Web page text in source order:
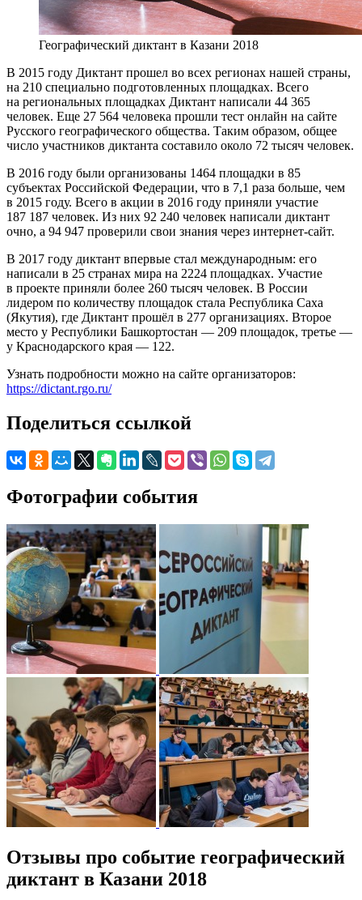
Географический диктант в Казани 2018
В 2015 году Диктант прошел во всех регионах нашей страны,
на 210 специально подготовленных площадках. Всего
на региональных площадках Диктант написали 44 365
человек. Еще 27 564 человека прошли тест онлайн на сайте
Русского географического общества. Таким образом, общее
число участников диктанта составило около 72 тысяч человек.
В 2016 году были организованы 1464 площадки в 85
субъектах Российской Федерации, что в 7,1 раза больше, чем
в 2015 году. Всего в акции в 2016 году приняли участие
187 187 человек. Из них 92 240 человек написали диктант
очно, а 94 947 проверили свои знания через интернет-сайт.
В 2017 году диктант впервые стал международным: его
написали в 25 странах мира на 2224 площадках. Участие
в проекте приняли более 260 тысяч человек. В России
лидером по количеству площадок стала Республика Саха
(Якутия), где Диктант прошёл в 277 организациях. Второе
место у Республики Башкортостан — 209 площадок, третье —
у Краснодарского края — 122.
Узнать подробности можно на сайте организаторов:
https://dictant.rgo.ru/
Поделиться ссылкой
Фотографии события
Отзывы про событие географический
диктант в Казани 2018